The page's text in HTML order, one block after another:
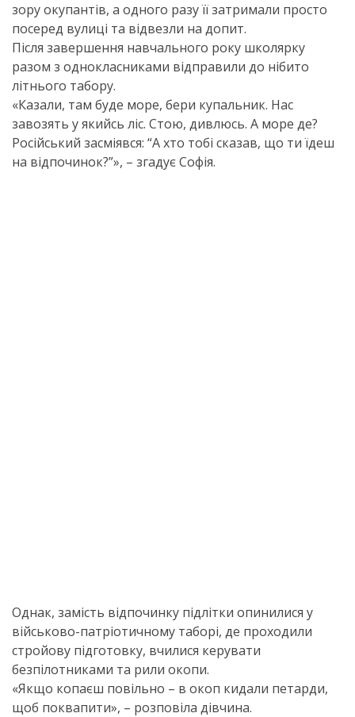
зору окупантів, а одного разу її затримали просто
посеред вулиці та відвезли на допит.
Після завершення навчального року школярку
разом з однокласниками відправили до нібито
літнього табору.
«Казали, там буде море, бери купальник. Нас
завозять у якийсь ліс. Стою, дивлюсь. А море де?
Російський засміявся: “А хто тобі сказав, що ти їдеш
на відпочинок?”», – згадує Софія.
Однак, замість відпочинку підлітки опинилися у
військово-патріотичному таборі, де проходили
стройову підготовку, вчилися керувати
безпілотниками та рили окопи.
«Якщо копаєш повільно – в окоп кидали петарди,
щоб поквапити», – розповіла дівчина.